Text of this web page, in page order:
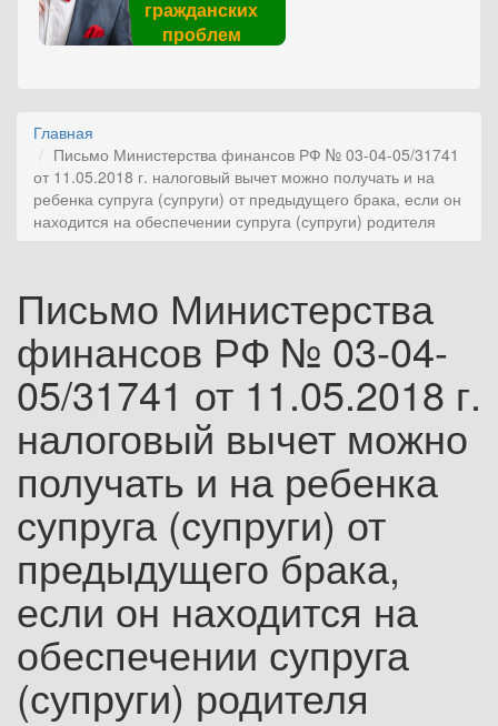
гражданских
проблем
Главная
Письмо Министерства финансов РФ № 03-04-05/31741
от 11.05.2018 г. налоговый вычет можно получать и на
ребенка супруга (супруги) от предыдущего брака, если он
находится на обеспечении супруга (супруги) родителя
Письмо Министерства
финансов РФ № 03-04-
05/31741 от 11.05.2018 г.
налоговый вычет можно
получать и на ребенка
супруга (супруги) от
предыдущего брака,
если он находится на
обеспечении супруга
(супруги) родителя